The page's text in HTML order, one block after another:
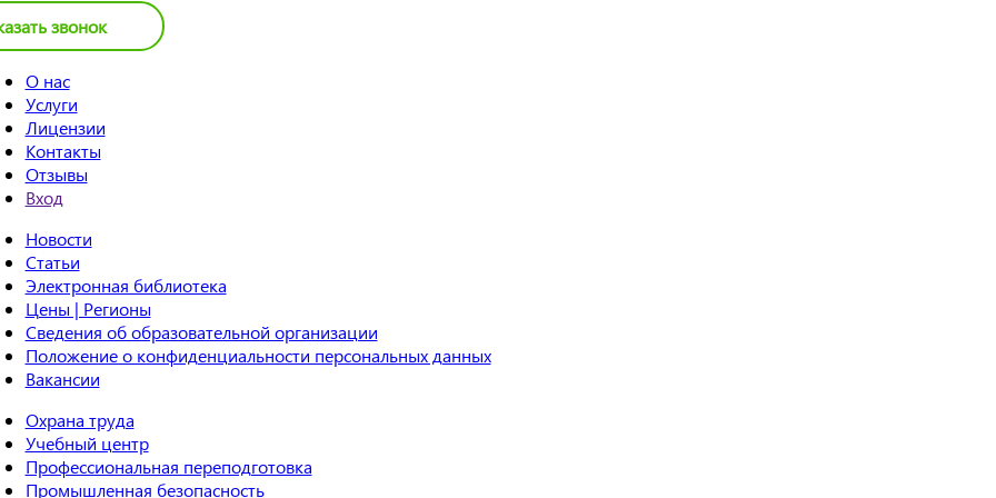
звонок
О нас
Услуги
Лицензии
Контакты
Отзывы
Вход
Новости
Статьи
Электронная библиотека
Цены | Регионы
Сведения об образовательной организации
Положение о конфиденциальности персональных данных
Вакансии
Охрана труда
Учебный центр
Профессиональная переподготовка
Промышленная безопасность